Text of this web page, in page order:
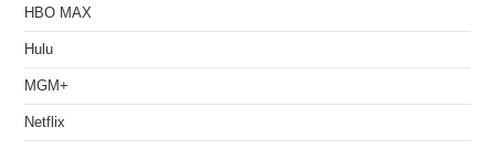
HBO MAX
Hulu
MGM+
Netflix